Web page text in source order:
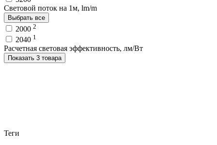
Световой поток на 1м, lm/m
Выбрать все
2000 2
2040 1
Расчетная световая эффективность, лм/Вт
Показать 3 товара
Теги